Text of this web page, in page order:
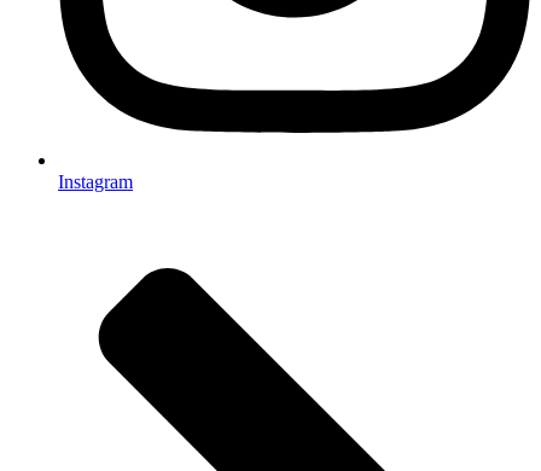
Instagram